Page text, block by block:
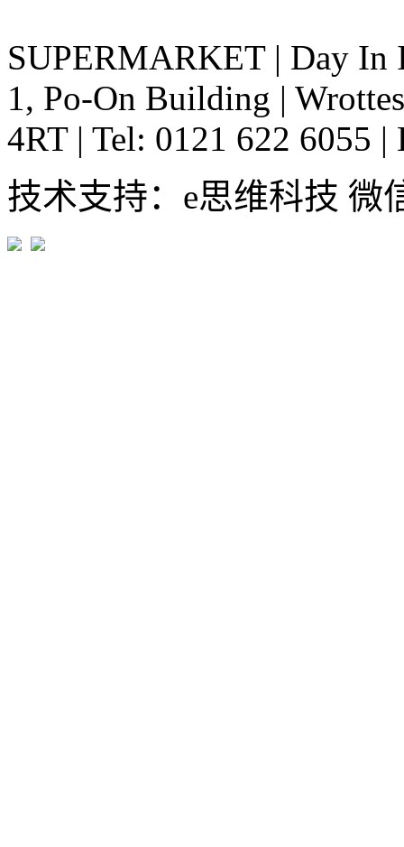
SUPERMARKET | Day In
1, Po-On Building |
4RT | Tel: 0121 622 6055 |
技术支持：e思维科技 微